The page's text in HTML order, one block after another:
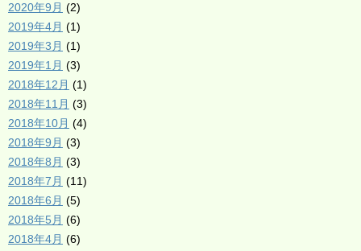
2020年9月 (2)
2019年4月 (1)
2019年3月 (1)
2019年1月 (3)
2018年12月 (1)
2018年11月 (3)
2018年10月 (4)
2018年9月 (3)
2018年8月 (3)
2018年7月 (11)
2018年6月 (5)
2018年5月 (6)
2018年4月 (6)